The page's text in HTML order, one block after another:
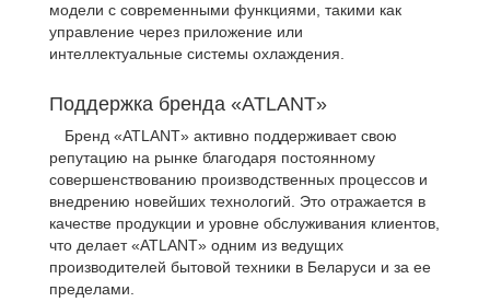
модели с современными функциями, такими как
управление через приложение или
интеллектуальные системы охлаждения.
Поддержка бренда «ATLANT»
Бренд «ATLANT» активно поддерживает свою
репутацию на рынке благодаря постоянному
совершенствованию производственных процессов и
внедрению новейших технологий. Это отражается в
качестве продукции и уровне обслуживания клиентов,
что делает «ATLANT» одним из ведущих
производителей бытовой техники в Беларуси и за ее
пределами.